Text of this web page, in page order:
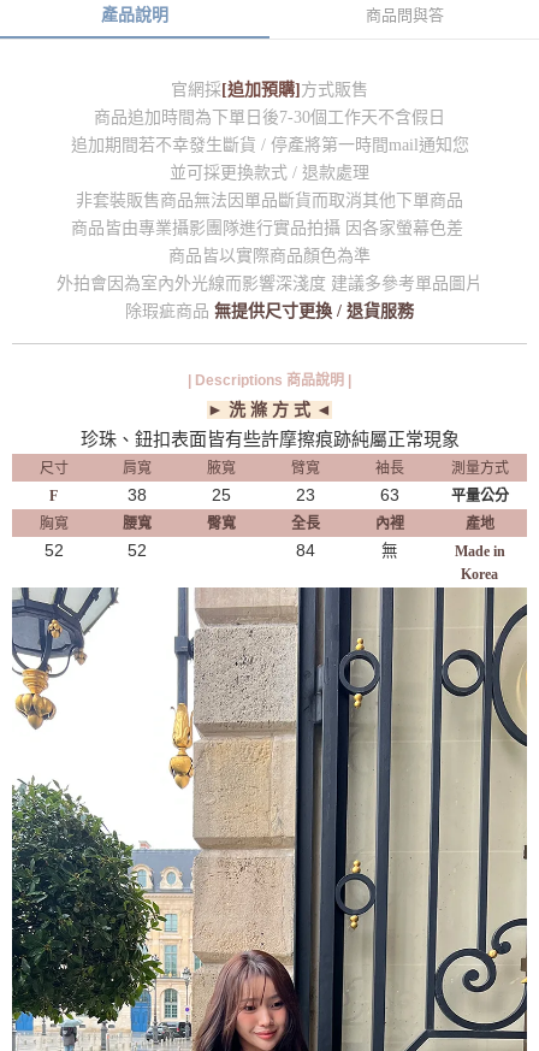
產品說明 商品問與答
官網採 [追加預購] 方式販售
商品追加時間為下單日後7-30個工作天不含假日
追加期間若不幸發生斷貨 / 停產將第一時間mail通知您
並可採更換款式 / 退款處理
非套裝販售商品無法因單品斷貨而取消其他下單商品
商品皆由專業攝影團隊進行實品拍攝 因各家螢幕色差
商品皆以實際商品顏色為準
外拍會因為室內外光線而影響深淺度 建議多參考單品圖片
除瑕疵商品 無提供尺寸更換 / 退貨服務
| Descriptions 商品說明 |
► 洗 滌 方 式 ◄
珍珠、鈕扣表面皆有些許摩擦痕跡純屬正常現象
尺寸 肩寬 腋寬 臂寬 袖長
測量方式
F
38 25 23 63
平量公分
胸寬
腰寬 臀寬 全長 內裡 產地
52 52 84 無
Made in
Korea